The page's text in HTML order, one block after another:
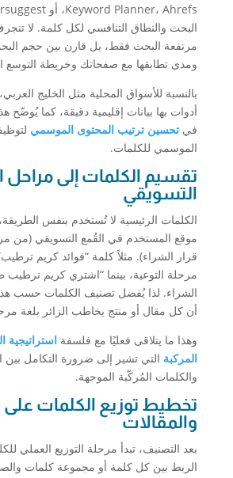
البحث والنطاق التنافسي لكل كلمة. لا
مرتفعة البحث فقط، بل قارن بين حجم
ومدى تطابقها مع صفحاتك وخريطة التوسع
بالنسبة للأسواق المحلية مثل الخليج
أدوات بها بيانات إقليمية دقيقة، كما يُوضّح
في تحسين ترتيب المحتوى الموسمي
الموسمي للكلمات.
تقسيم الكلمات إلى مراحل
التسويقي
الكلمات الرئيسية لا تُستخدم بنفس
موقع المستخدم في القُمع التسويقي (من
قرار الشراء). مثلاً كلمة “فوائد كريم
مرحلة التوعية، بينما “اشتري كريم ترطيب
الشراء. لذا يُفضل تصنيف الكلمات حسب
أن كل مقال أو منتج يخاطب الزائر بلغة
وهذا ما يتلاقى فعليًا مع فلسفة استراتيجية
المركبة التي تشير إلى ضرورة التكامل بين
والكلمات المُركّبة الموجهة.
تخطيط توزيع الكلمات
والمقالات
بعد التصنيف، تبدأ مرحلة التوزيع العملي
الربط بين كل كلمة أو مجموعة كلمات